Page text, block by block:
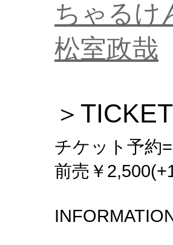
ちゃるけ
松室政哉
＞
チケット予約
前売￥